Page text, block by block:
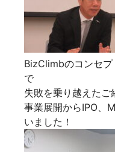
BizClimbのコンセ
で
失敗を乗り越えたご
事業展開からIPO、
いました！